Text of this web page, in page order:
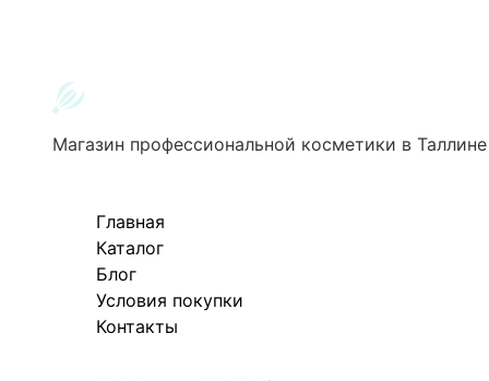
Магазин профессиональной косметики в Таллине
Главная
Каталог
Блог
Условия покупки
Контакты